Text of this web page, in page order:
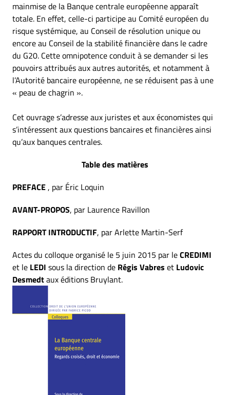
mainmise de la Banque centrale européenne apparaît
totale. En effet, celle-ci participe au Comité européen du
risque systémique, au Conseil de résolution unique ou
encore au Conseil de la stabilité financière dans le cadre
du G20. Cette omnipotence conduit à se demander si les
pouvoirs attribués aux autres autorités, et notamment à
l’Autorité bancaire européenne, ne se réduisent pas à une
« peau de chagrin ».
Cet ouvrage s’adresse aux juristes et aux économistes qui
s’intéressent aux questions bancaires et financières ainsi
qu’aux banques centrales.
Table des matières
PREFACE, par Éric Loquin
AVANT-PROPOS, par Laurence Ravillon
RAPPORT INTRODUCTIF, par Arlette Martin-Serf
Actes du colloque organisé le 5 juin 2015 par leCREDIMI
et le LEDI sous la direction de Régis Vabres et Ludovic
Desmedtaux éditions Bruylant.